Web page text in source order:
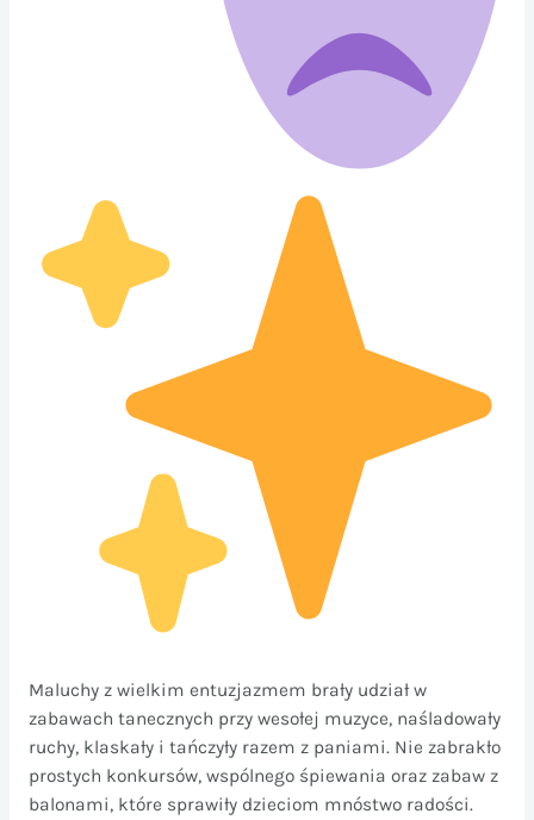
Maluchy z wielkim entuzjazmem brały udział w
zabawach tanecznych przy wesołej muzyce, naśladowały
ruchy, klaskały i tańczyły razem z paniami. Nie zabrakło
prostych konkursów, wspólnego śpiewania oraz zabaw z
balonami, które sprawiły dzieciom mnóstwo radości.